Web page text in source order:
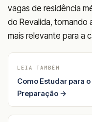
vagas de residência
do Revalida, tornando
mais relevante para a
LEIA TAMBÉM
Como Estudar para
Preparação →